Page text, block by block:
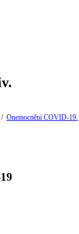
/ Onemocnění COVID-19.